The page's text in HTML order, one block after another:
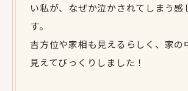
い私が、なぜか泣かされてしまう感
す。
吉方位や家相も見えるらしく、家の
見えてびっくりしました！